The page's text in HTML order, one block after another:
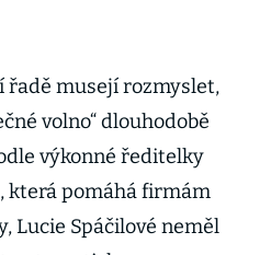
řadě musejí rozmyslet,
volno“ dlouhodobě
výkonné ředitelky
která pomáhá firmám
Lucie Spáčilové neměl